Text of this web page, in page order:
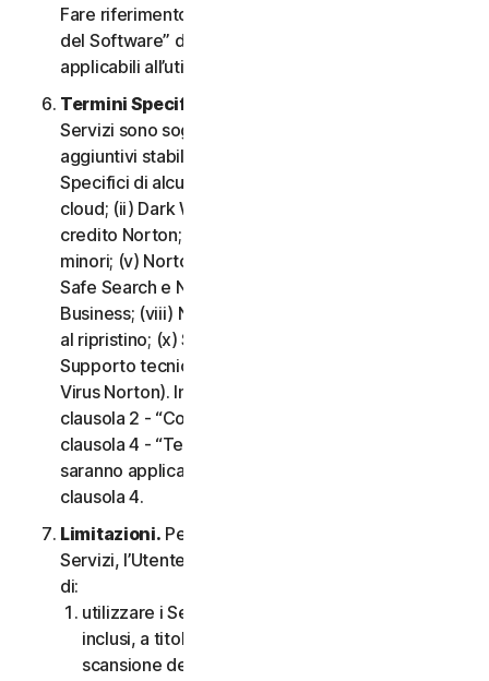
Fare riferimento alla clausola 3 - “Termini di Licenza
del Software” del CLS per i termini e le condizioni
applicabili all’utilizzo di tale Software.
Termini Specifici di alcuni Servizi.
Servizi sono soggetti a termini e condizioni
aggiuntivi stabiliti nella clausola 4 - “Termini
Specifici di alcuni Servizi” del CLS: (i) Backup nel
cloud; (ii) Dark Web Monitoring; (iii) Portale del
credito Norton; (iv) Norton Family e Protezione
minori; (v) Norton Password Manager; (vi) Norton
Safe Search e Norton Safe Web; (vii) Norton Small
Business; (viii) Norton VPN; (ix) Servizi di supporto
al ripristino; (x) Social Media Monitoring e (xi)
Supporto tecnico (inclusa la Promessa Protezione
Virus Norton). In caso di conflitto o incoerenza tra la
clausola 2 - “Condizioni Generali del Servizio” e la
clausola 4 - “Termini Specifici di alcuni Servizi”,
saranno applicabili le condizioni contenute nella
clausola 4.
Limitazioni. Per quanto riguarda l’utilizzo dei
Servizi, l’Utente non può, né può consentire ad altri
di:
utilizzare i Servizi per scopi illegali o fraudolenti,
inclusi, a titolo esemplificativo ma non esaustivo,
scansione delle porte, invio di spam, invio di e-